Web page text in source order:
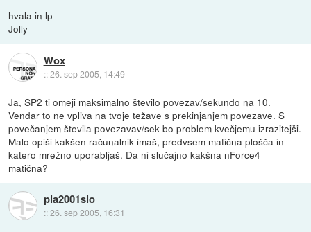
hvala in lp
Jolly
Wox
::26. sep 2005, 14:49
Ja, SP2 ti omeji maksimalno število povezav/sekundo na 10.
Vendar to ne vpliva na tvoje težave s prekinjanjem povezave. S
povečanjem števila povezavav/sek bo problem kvečjemu izrazitejši.
Malo opiši kakšen računalnik imaš, predvsem matična plošča in
katero mrežno uporabljaš. Da ni slučajno kakšna nForce4
matična?
pia2001slo
::26. sep 2005, 16:31